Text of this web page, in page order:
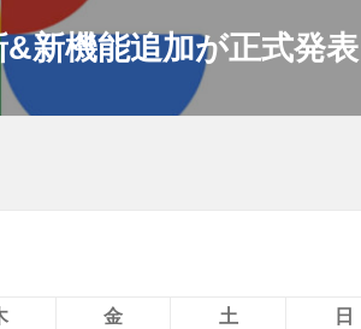
新機能追加が正式発表
金 土
日